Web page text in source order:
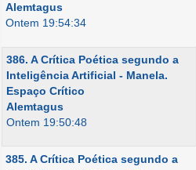
Alemtagus
Ontem 19:54:34
386. A Crítica Poética segundo a
Inteligência Artificial - Manela.
Espaço Crítico
Alemtagus
Ontem 19:50:48
385. A Crítica Poética segundo a